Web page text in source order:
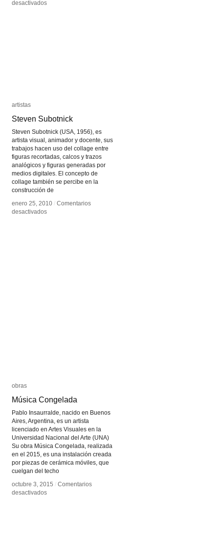
desactivadosen
desactivadosen
artistas
Steven Subotnick
Steven Subotnick (USA, 1956), es
artista visual, animador y docente, sus
trabajos hacen uso del collage entre
figuras recortadas, calcos y trazos
analógicos y figuras generadas por
medios digitales. El concepto de
collage también se percibe en la
construcción de
enero 25, 2010 / Comentarios
desactivadosen
artistas
Steven Subotnick
enero 25, 2010 / Comentarios
desactivadosen
obras
Música Congelada
Pablo Insaurralde, nacido en Buenos
Aires, Argentina, es un artista
licenciado en Artes Visuales en la
Universidad Nacional del Arte (UNA)
Su obra Música Congelada, realizada
en el 2015, es una instalación creada
por piezas de cerámica móviles, que
cuelgan del techo
octubre 3, 2015 / Comentarios
desactivadosen
obras
Música Congelada
octubre 3, 2015 / Comentarios
desactivadosen